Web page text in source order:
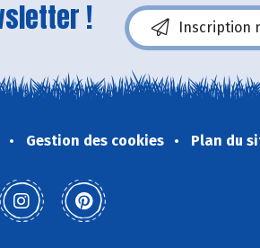
! Inscription
Gestion des cookies Plan du